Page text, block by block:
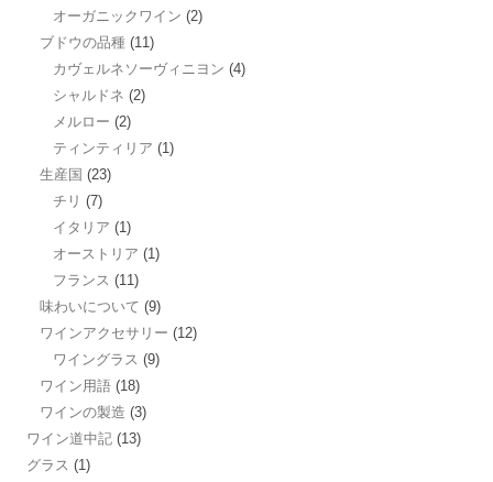
オーガニックワイン (2)
ブドウの品種 (11)
カヴェルネソーヴィニヨン (4)
シャルドネ (2)
メルロー (2)
ティンティリア (1)
生産国 (23)
チリ (7)
イタリア (1)
オーストリア (1)
フランス (11)
味わいについて (9)
ワインアクセサリー (12)
ワイングラス (9)
ワイン用語 (18)
ワインの製造 (3)
ワイン道中記 (13)
グラス (1)